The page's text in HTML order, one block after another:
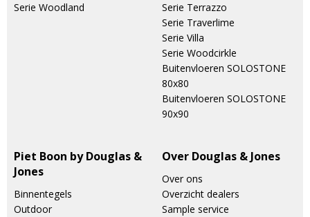
Serie Woodland
Serie Terrazzo
Serie Traverlime
Serie Villa
Serie Woodcirkle
Buitenvloeren SOLOSTONE
80x80
Buitenvloeren SOLOSTONE
90x90
Piet Boon by Douglas &
Jones
Binnentegels
Outdoor
Over Douglas & Jones
Over ons
Overzicht dealers
Sample service